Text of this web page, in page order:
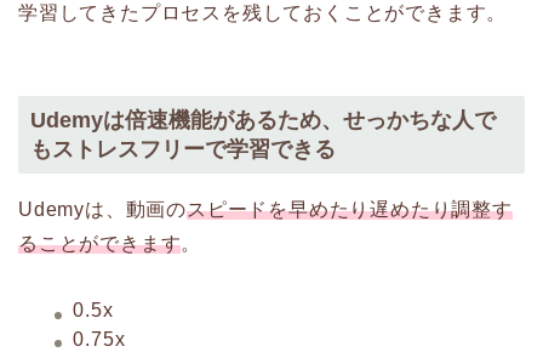
学習してきたプロセスを残しておくことができます。
Udemyは倍速機能があるため、せっかちな人で
もストレスフリーで学習できる
Udemyは、動画のスピードを早めたり遅めたり調整す
ることができます。
0.5x
0.75x